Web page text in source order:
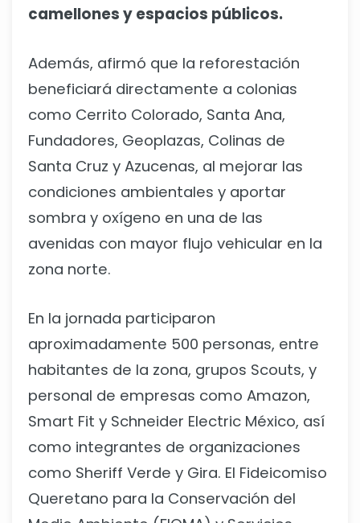
camellones y espacios públicos.
Además, afirmó que la reforestación
beneficiará directamente a colonias
como Cerrito Colorado, Santa Ana,
Fundadores, Geoplazas, Colinas de
Santa Cruz y Azucenas, al mejorar las
condiciones ambientales y aportar
sombra y oxígeno en una de las
avenidas con mayor flujo vehicular en la
zona norte.
En la jornada participaron
aproximadamente 500 personas, entre
habitantes de la zona, grupos Scouts, y
personal de empresas como Amazon,
Smart Fit y Schneider Electric México, así
como integrantes de organizaciones
como Sheriff Verde y Gira. El Fideicomiso
Queretano para la Conservación del